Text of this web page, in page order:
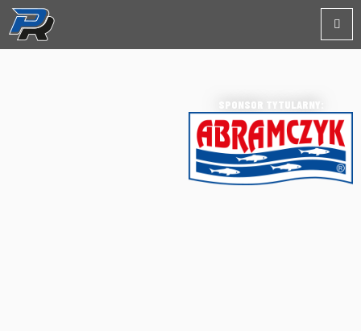
SPONSOR TYTULARNY: